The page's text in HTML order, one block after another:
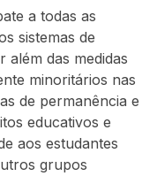
a todas as
sistemas de
das medidas
minoritários nas
de permanência e
educativos e
aos estudantes
grupos